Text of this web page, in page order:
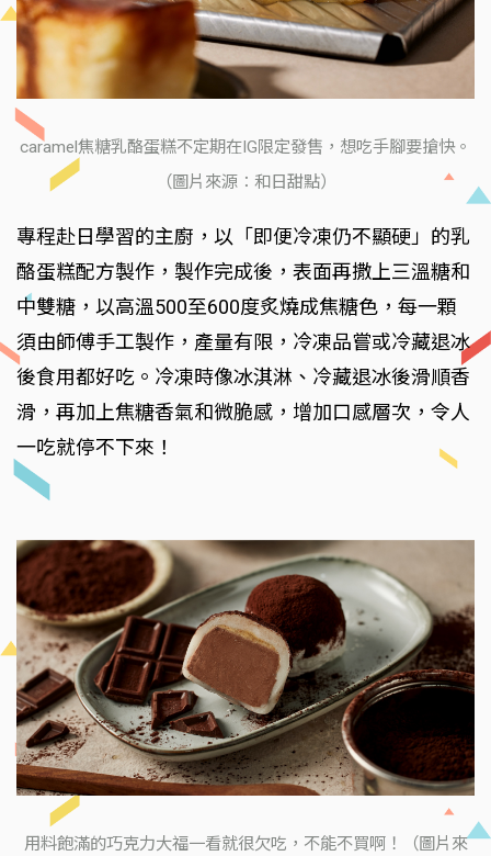
caramel焦糖乳酪蛋糕不定期在IG限定發售，想吃手腳要搶快。
（圖片來源：和日甜點）
專程赴日學習的主廚，以「即便冷凍仍不顯硬」的乳
酪蛋糕配方製作，製作完成後，表面再撒上三溫糖和
中雙糖，以高溫500至600度炙燒成焦糖色，每一顆
須由師傅手工製作，產量有限，冷凍品嘗或冷藏退冰
後食用都好吃。冷凍時像冰淇淋、冷藏退冰後滑順香
滑，再加上焦糖香氣和微脆感，增加口感層次，令人
一吃就停不下來！
用料飽滿的巧克力大福一看就很欠吃，不能不買啊！（圖片來